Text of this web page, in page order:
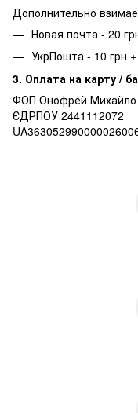
Дополнительно
Новая почта - 20
УкрПошта - 10 грн
3. Оплата на карту /
ФОП Онофрей Михайло
ЄДРПОУ 2441112072